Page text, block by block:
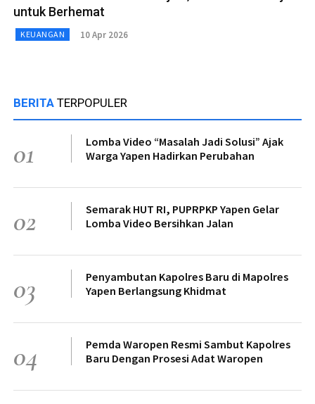
untuk Berhemat
KEUANGAN 10 Apr 2026
BERITA TERPOPULER
01
Lomba Video “Masalah Jadi Solusi” Ajak
Warga Yapen Hadirkan Perubahan
02
Semarak HUT RI, PUPRPKP Yapen Gelar
Lomba Video Bersihkan Jalan
03
Penyambutan Kapolres Baru di Mapolres
Yapen Berlangsung Khidmat
04
Pemda Waropen Resmi Sambut Kapolres
Baru Dengan Prosesi Adat Waropen